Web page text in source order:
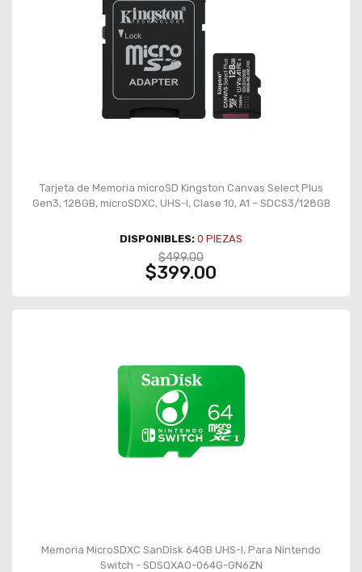
Tarjeta de Memoria microSD Kingston Canvas Select Plus
Gen3, 128GB, microSDXC, UHS-I, Clase 10, A1 – SDCS3/128GB
DISPONIBLES: 0 PIEZAS
$499.00
$399.00
Memoria MicroSDXC SanDisk 64GB UHS-I, Para Nintendo
Switch - SDSQXAO-064G-GN6ZN